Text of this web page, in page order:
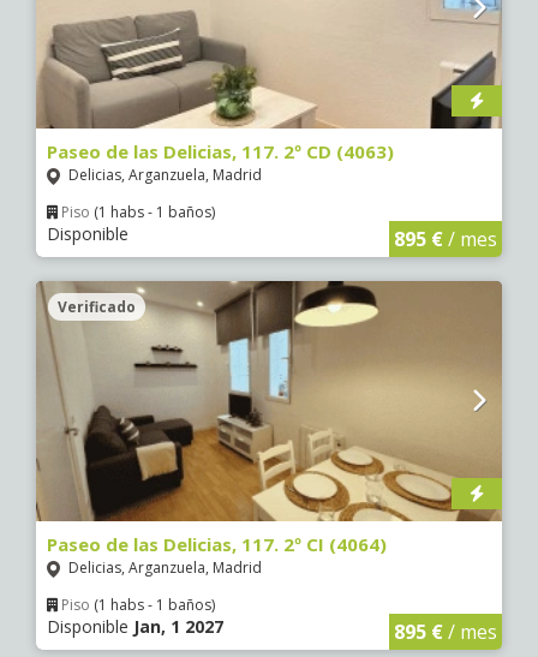
Paseo de las Delicias, 117. 2º CD (4063)
Delicias, Arganzuela, Madrid
Piso (1 habs - 1 baños)
Disponible 895 €/ mes
Verificado
Paseo de las Delicias, 117. 2º CI (4064)
Delicias, Arganzuela, Madrid
Piso (1 habs - 1 baños)
Disponible Jan, 1 2027 895 €/ mes